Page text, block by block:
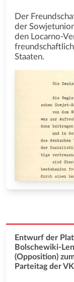
Der
der
den Locarno-
Staaten.
Entwurf der
Bolschewiki-
(Opposition)
Parteitag der